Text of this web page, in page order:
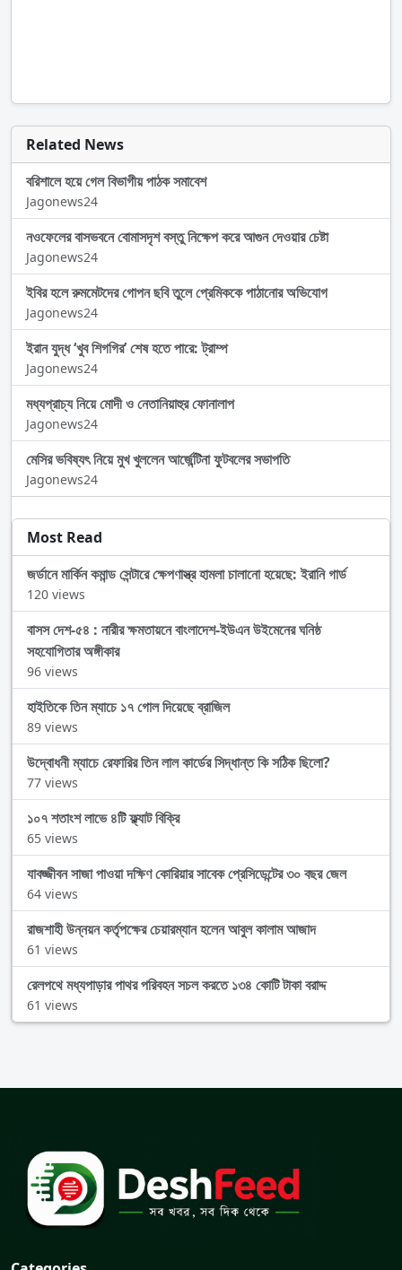
Related News
বরিশালে হয়ে গেল বিভাগীয় পাঠক সমাবেশ
Jagonews24
নওফেলের বাসভবনে বোমাসদৃশ বস্তু নিক্ষেপ করে আগুন দেওয়ার চেষ্টা
Jagonews24
ইবির হলে রুমমেটদের গোপন ছবি তুলে প্রেমিককে পাঠানোর অভিযোগ
Jagonews24
ইরান যুদ্ধ ‘খুব শিগগির’ শেষ হতে পারে: ট্রাম্প
Jagonews24
মধ্যপ্রাচ্য নিয়ে মোদী ও নেতানিয়াহুর ফোনালাপ
Jagonews24
মেসির ভবিষ্যৎ নিয়ে মুখ খুললেন আর্জেন্টিনা ফুটবলের সভাপতি
Jagonews24
Most Read
জর্ডানে মার্কিন কমান্ড সেন্টারে ক্ষেপণাস্ত্র হামলা চালানো হয়েছে: ইরানি গার্ড
120 views
বাসস দেশ-৫৪ : নারীর ক্ষমতায়নে বাংলাদেশ-ইউএন উইমেনের ঘনিষ্ঠ
সহযোগিতার অঙ্গীকার
96 views
হাইতিকে তিন ম্যাচে ১৭ গোল দিয়েছে ব্রাজিল
89 views
উদ্বোধনী ম্যাচে রেফারির তিন লাল কার্ডের সিদ্ধান্ত কি সঠিক ছিলো?
77 views
১০৭ শতাংশ লাভে ৪টি ফ্ল্যাট বিক্রি
65 views
যাবজ্জীবন সাজা পাওয়া দক্ষিণ কোরিয়ার সাবেক প্রেসিডেন্টের ৩০ বছর জেল
64 views
রাজশাহী উন্নয়ন কর্তৃপক্ষের চেয়ারম্যান হলেন আবুল কালাম আজাদ
61 views
রেলপথে মধ্যপাড়ার পাথর পরিবহন সচল করতে ১৩৪ কোটি টাকা বরাদ্দ
61 views